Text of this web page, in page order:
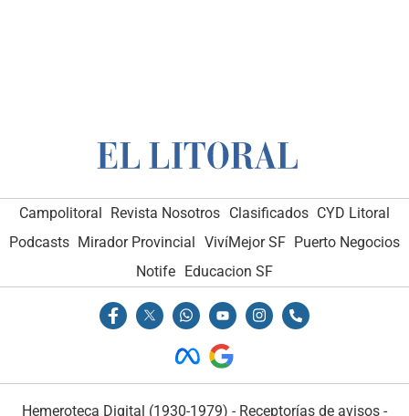
Campolitoral Revista Nosotros Clasificados CYD Litoral
Podcasts Mirador Provincial VivíMejor SF Puerto Negocios
Notife Educacion SF
Hemeroteca Digital (1930-1979) - Receptorías de avisos -